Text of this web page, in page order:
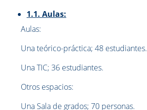
1.1. Aulas:
Aulas:
Una teórico-práctica; 48 estudiantes.
Una TIC; 36 estudiantes.
Otros espacios:
Una Sala de grados; 70 personas.